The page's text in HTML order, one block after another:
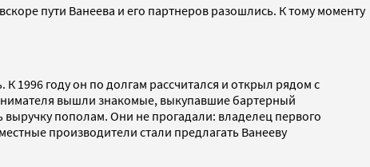
пути Ванеева и его партнеров разошлись. К тому моменту
1996 году он по долгам рассчитался и открыл рядом с
вышли знакомые, выкупавшие бартерный
выручку пополам. Они не прогадали: владелец первого
производители стали предлагать Ванееву